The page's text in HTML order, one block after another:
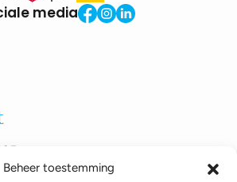
Beheer toestemming
media
Alle rechten voorbehouden.